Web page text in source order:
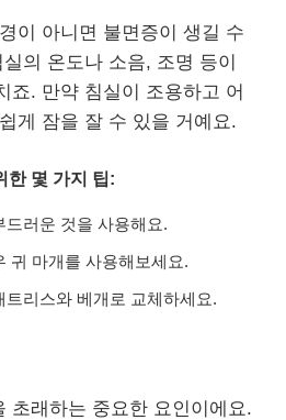
이 아니면 불면증이 생길 수
의 온도나 소음, 조명 등이
죠. 만약 침실이 조용하고 어
게 잠을 잘 수 있을 거예요.
한 몇 가지 팁:
드러운 것을 사용해요.
귀 마개를 사용해보세요.
트리스와 베개로 교체하세요.
초래하는 중요한 요인이에요.